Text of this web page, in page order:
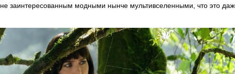
заинтересованным модными нынче мультивселенными, что это